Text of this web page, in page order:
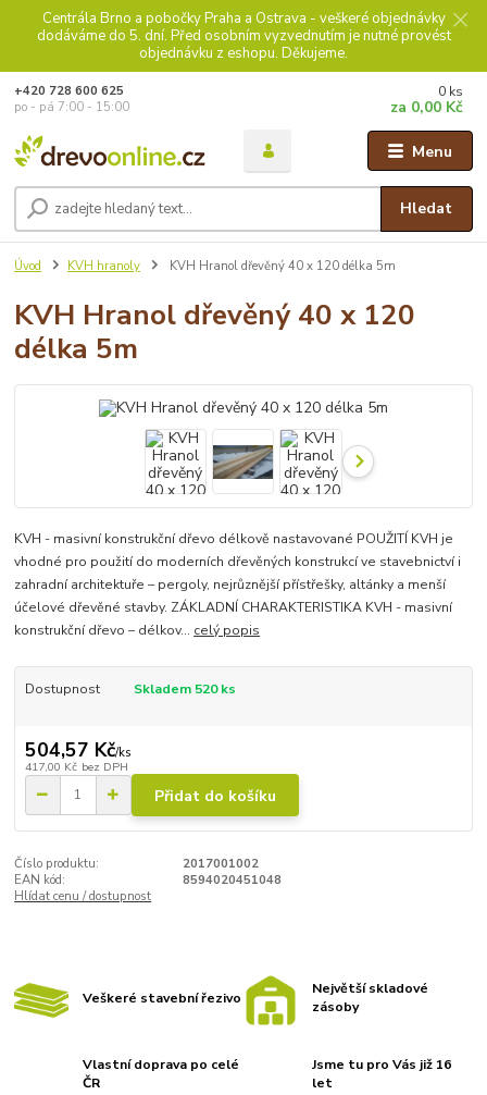
Centrála Brno a pobočky Praha a Ostrava - veškeré objednávky
dodáváme do 5. dní. Před osobním vyzvednutím je nutné provést
objednávku z eshopu. Děkujeme.
Menu
Hledat
+420 728 600 625
po - pá 7:00 - 15:00
0 ks
za 0,00 Kč
Úvod KVH hranoly KVH Hranol dřevěný 40 x 120 délka 5m
KVH Hranol dřevěný 40 x 120
délka 5m
KVH - masivní konstrukční dřevo délkově nastavované POUŽITÍ KVH je
vhodné pro použití do moderních dřevěných konstrukcí ve stavebnictví i
zahradní architektuře – pergoly, nejrůznější přístřešky, altánky a menší
účelové dřevěné stavby. ZÁKLADNÍ CHARAKTERISTIKA KVH - masivní
konstrukční dřevo – délkov... celý popis
Dostupnost Skladem 520 ks
504,57 Kč/ks
417,00 Kč bez DPH
Přidat do košíku
Číslo produktu:
2017001002
EAN kód:
8594020451048
Hlídat cenu / dostupnost
Veškeré stavební řezivo
Největší skladové
zásoby
Vlastní doprava po celé
ČR
Jsme tu pro Vás již 16
let